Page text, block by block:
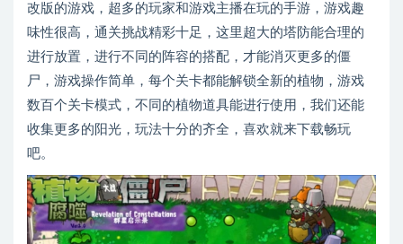
改版的游戏，超多的玩家和游戏主播在玩的手游，游戏趣
味性很高，通关挑战精彩十足，这里超大的塔防能合理的
进行放置，进行不同的阵容的搭配，才能消灭更多的僵
尸，游戏操作简单，每个关卡都能解锁全新的植物，游戏
数百个关卡模式，不同的植物道具能进行使用，我们还能
收集更多的阳光，玩法十分的齐全，喜欢就来下载畅玩
吧。